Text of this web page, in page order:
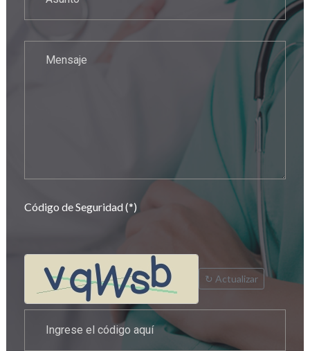
Código de Seguridad (*)
↻ Actualizar